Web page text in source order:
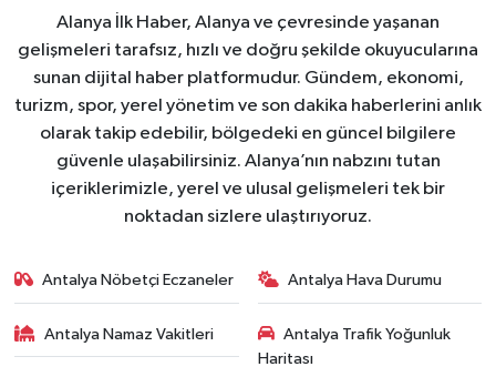
Alanya İlk Haber, Alanya ve çevresinde yaşanan
gelişmeleri tarafsız, hızlı ve doğru şekilde okuyucularına
sunan dijital haber platformudur. Gündem, ekonomi,
turizm, spor, yerel yönetim ve son dakika haberlerini anlık
olarak takip edebilir, bölgedeki en güncel bilgilere
güvenle ulaşabilirsiniz. Alanya’nın nabzını tutan
içeriklerimizle, yerel ve ulusal gelişmeleri tek bir
noktadan sizlere ulaştırıyoruz.
Antalya Nöbetçi Eczaneler Antalya Hava Durumu
Antalya Namaz Vakitleri
Antalya Trafik Yoğunluk
Haritası